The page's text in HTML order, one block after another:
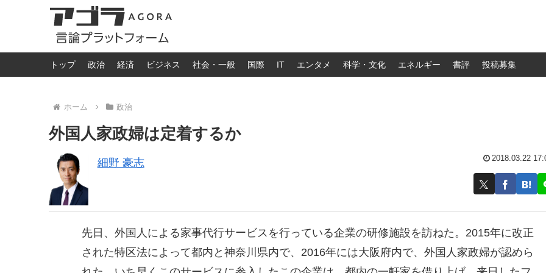
トップ 政治 経済 ビジネス 社会・一般 国際 IT エンタメ 科学・文化 エネルギー 書評 投稿募集
ホーム 政治
外国人家政婦は定着するか
細野 豪志 2018.03.22
先日、外国人による家事代行サービスを行っている企業の研修施設を訪ねた。2015年に改正
された特区法によって都内と神奈川県内で、2016年には大阪府内で、外国人家政婦が認めら